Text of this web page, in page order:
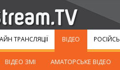
ТРАНСЛЯЦІЇ ВІДЕО
ВІДЕО ЗМІ АМАТОРСЬКЕ ВІДЕО